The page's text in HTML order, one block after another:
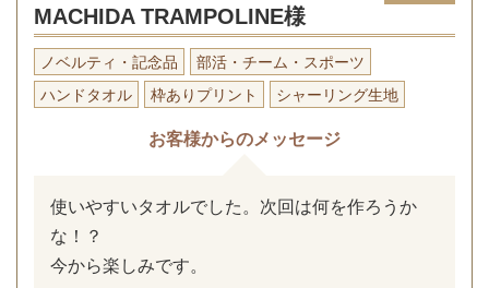
MACHIDA TRAMPOLINE様
ノベルティ・記念品
部活・チーム・スポーツ
ハンドタオル
枠ありプリント シャーリング生地
お客様からのメッセージ
使いやすいタオルでした。次回は何を作ろうか
な！？
今から楽しみです。